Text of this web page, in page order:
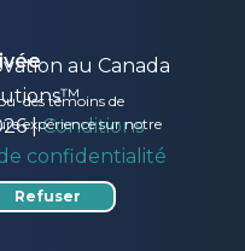
au Canada
|Conditions
confidentialité
des témoins de
expérience sur notre
Refuser